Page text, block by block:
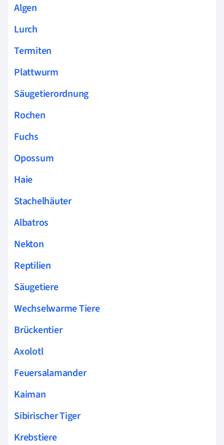
Algen
Lurch
Termiten
Plattwurm
Säugetierordnung
Rochen
Fuchs
Opossum
Haie
Stachelhäuter
Albatros
Nekton
Reptilien
Säugetiere
Wechselwarme Tiere
Brückentier
Axolotl
Feuersalamander
Kaiman
Sibirischer Tiger
Krebstiere